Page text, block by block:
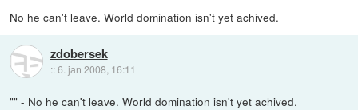
No he can't leave. World domination isn't yet achived.
zdobersek
::6. jan 2008, 16:11
"" - No he can't leave. World domination isn't yet achived.